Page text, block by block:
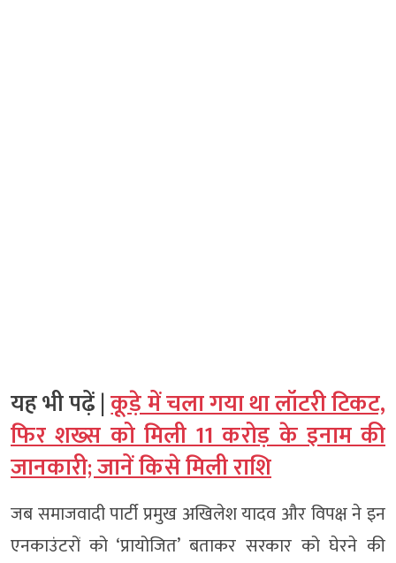
यह भी पढ़ें |कूड़े में चला गया था लॉटरी टिकट,
फिर शख्स को मिली 11 करोड़ के इनाम की
जानकारी; जानें किसे मिली राशि
जब समाजवादी पार्टी प्रमुख अखिलेश यादव और विपक्ष ने इन
एनकाउंटरों को ‘प्रायोजित’ बताकर सरकार को घेरने की